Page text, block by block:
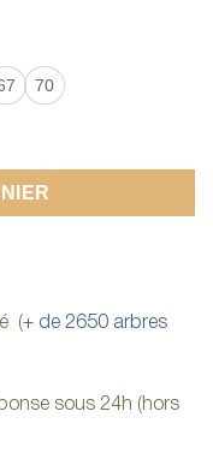
70
et Acier Inoxydable
(+ de 2650 arbres
sous 24h (hors